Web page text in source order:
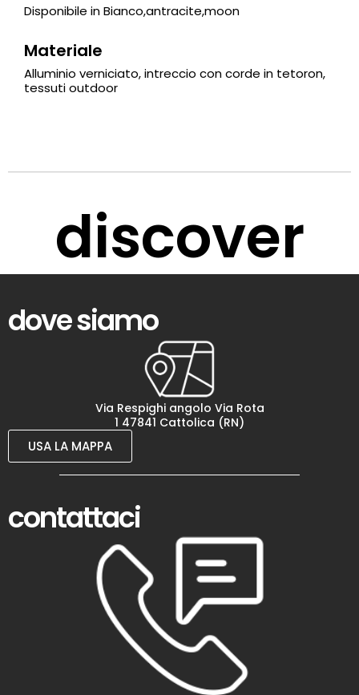
Disponibile in Bianco,antracite,moon
Materiale
Alluminio verniciato, intreccio con corde in tetoron,
tessuti outdoor
discover
dove siamo
Via Respighi angolo Via Rota
1 47841 Cattolica (RN)
USA LA MAPPA
contattaci